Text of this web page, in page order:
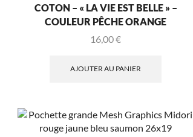
COTON – « LA VIE EST BELLE » –
COULEUR PÊCHE ORANGE
16,00€
AJOUTER AU PANIER